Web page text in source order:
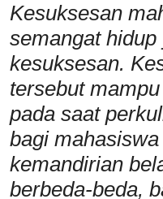
Kesuksesan
semangat
kesuksesan.
tersebut
pada saat
bagi
kemandirian
berbeda-beda,